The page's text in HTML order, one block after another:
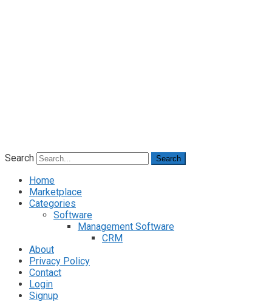
Search Search
Home
Marketplace
Categories
Software
Management Software
CRM
About
Privacy Policy
Contact
Login
Signup